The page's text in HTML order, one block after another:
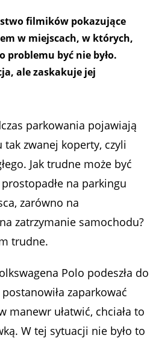
filmików pokazujące
w miejscach, w których,
problemu być nie było.
ale zaskakuje jej
parkowania pojawiają
zwanej koperty, czyli
Jak trudne może być
na parkingu
zarówno na
zatrzymanie samochodu?
trudne.
Polo podeszła do
zaparkować
manewr ułatwić, chciała to
W tej sytuacji nie było to